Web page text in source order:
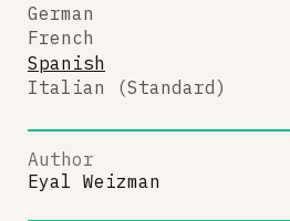
German
French
Spanish
Italian (Standard)
Author
Eyal Weizman